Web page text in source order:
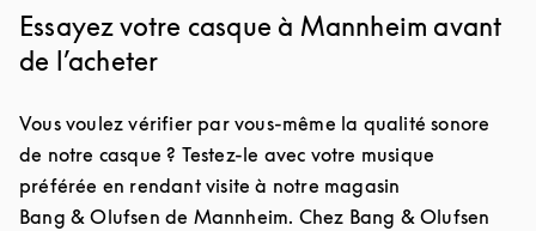
Essayez votre casque à Mannheim avant
de l’acheter
Vous voulez vérifier par vous-même la qualité sonore
de notre casque ? Testez-le avec votre musique
préférée en rendant visite à notre magasin
Bang & Olufsen de Mannheim. Chez Bang & Olufsen